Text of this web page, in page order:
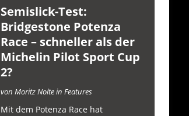
Semislick-Test:
Bridgestone Potenza
Race – schneller als der
Michelin Pilot Sport Cup
2?
von Moritz Nolte in Features
Mit dem Potenza Race hat